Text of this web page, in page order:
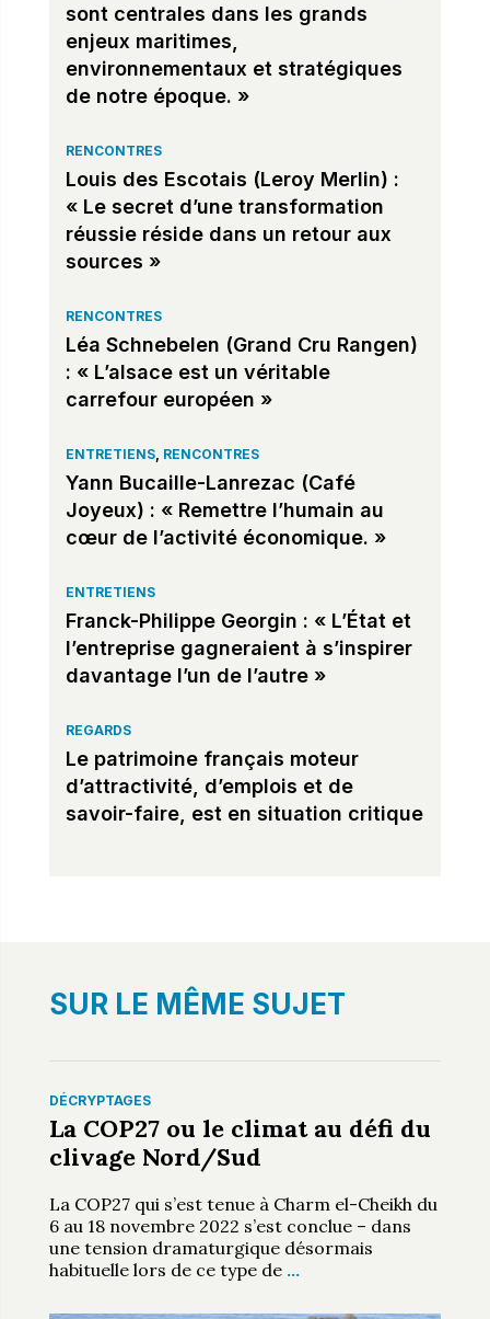
sont centrales dans les grands
enjeux maritimes,
environnementaux et stratégiques
de notre époque. »
RENCONTRES
Louis des Escotais (Leroy Merlin) :
« Le secret d’une transformation
réussie réside dans un retour aux
sources »
RENCONTRES
Léa Schnebelen (Grand Cru Rangen)
: « L’alsace est un véritable
carrefour européen »
ENTRETIENS, RENCONTRES
Yann Bucaille-Lanrezac (Café
Joyeux) : « Remettre l’humain au
cœur de l’activité économique. »
ENTRETIENS
Franck-Philippe Georgin : « L’État et
l’entreprise gagneraient à s’inspirer
davantage l’un de l’autre »
REGARDS
Le patrimoine français moteur
d’attractivité, d’emplois et de
savoir-faire, est en situation critique
SUR LE MÊME SUJET
DÉCRYPTAGES
La COP27 ou le climat au défi du
clivage Nord/Sud
La COP27 qui s’est tenue à Charm el-Cheikh du
6 au 18 novembre 2022 s’est conclue – dans
une tension dramaturgique désormais
habituelle lors de ce type de …